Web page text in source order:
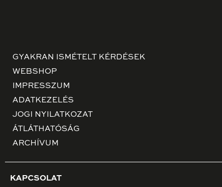
GYAKRAN ISMÉTELT KÉRDÉSEK
WEBSHOP
IMPRESSZUM
ADATKEZELÉS
JOGI NYILATKOZAT
ÁTLÁTHATÓSÁG
ARCHÍVUM
KAPCSOLAT